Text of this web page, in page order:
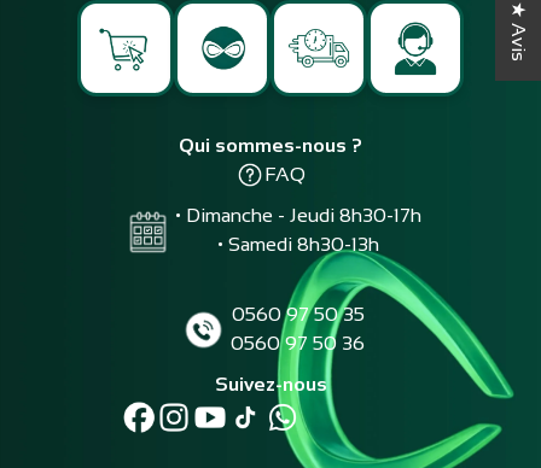
Qui sommes-nous ?
FAQ
• Dimanche - Jeudi 8h30-17h
• Samedi 8h30-13h
0560 97 50 35
0560 97 50 36
Suivez-nous
★ Avis